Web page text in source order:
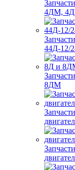
4ДМ,
44Д-12/
8ДМ